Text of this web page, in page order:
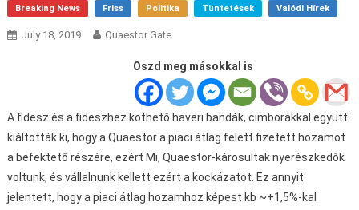
Breaking News Friss Politika Tüntetések Valódi Hírek
July 18, 2019 Quaestor Gate
Oszd meg másokkal is
A fidesz és a fideszhez köthető haveri bandák, cimborákkal együtt
kiáltották ki, hogy a Quaestor a piaci átlag felett fizetett hozamot
a befektető részére, ezért Mi, Quaestor-károsultak nyerészkedők
voltunk, és vállalnunk kellett ezért a kockázatot. Ez annyit
jelentett, hogy a piaci átlag hozamhoz képest kb ~+1,5%-kal